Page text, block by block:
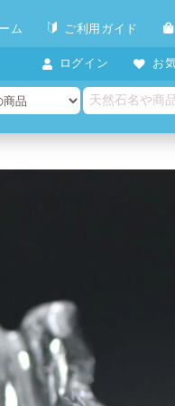
ム ご利用ガイド
ログイン お